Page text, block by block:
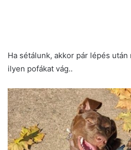
Ha sétálunk, akkor pár lépés
ilyen pofákat vág..